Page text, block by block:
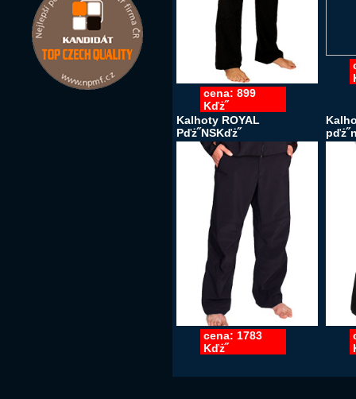
cena: 899
Kďż˝
Kalhoty ROYAL
Pďż˝NSKďż˝
cena: 1783
Kďż˝